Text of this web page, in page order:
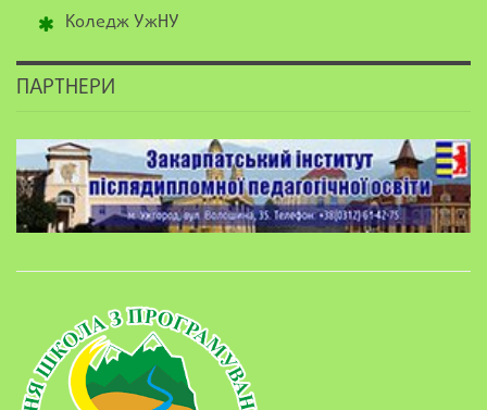
Коледж УжНУ
ПАРТНЕРИ